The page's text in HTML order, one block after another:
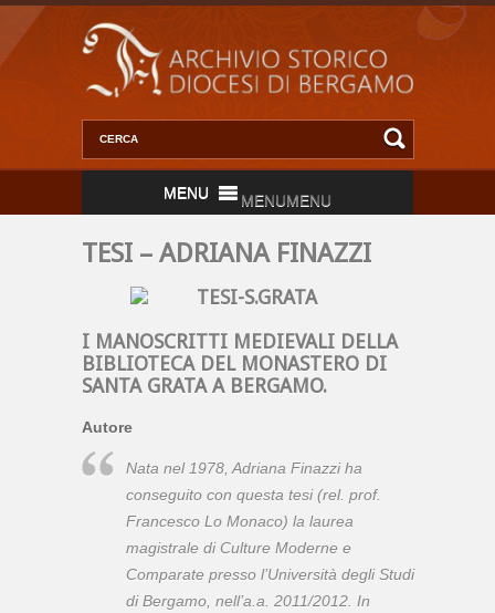
MENUMENU
TESI – ADRIANA FINAZZI
I MANOSCRITTI MEDIEVALI DELLA
BIBLIOTECA DEL MONASTERO DI
SANTA GRATA A BERGAMO.
Autore
Nata nel 1978, Adriana Finazzi ha
conseguito con questa tesi (rel. prof.
Francesco Lo Monaco) la laurea
magistrale di Culture Moderne e
Comparate presso l’Università degli Studi
di Bergamo, nell’a.a. 2011/2012. In